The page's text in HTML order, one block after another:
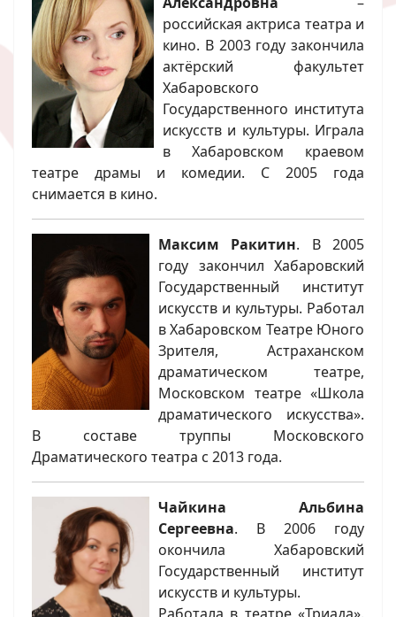
российская актриса театра и
кино. В 2003 году закончила
актёрский факультет
Хабаровского
Государственного института
искусств и культуры. Играла
в Хабаровском краевом
театре драмы и комедии. С 2005 года
снимается в кино.
Максим Ракитин. В 2005
году закончил Хабаровский
Государственный институт
искусств и культуры. Работал
в Хабаровском Театре Юного
Зрителя, Астраханском
драматическом театре,
Московском театре «Школа
драматического искусства».
В составе труппы Московского
Драматического театра с 2013 года.
Чайкина Альбина
Сергеевна. В 2006 году
окончила Хабаровский
Государственный институт
искусств и культуры.
Работала в театре «Триада».